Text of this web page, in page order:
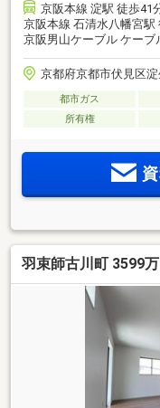
京阪本線 淀駅 徒歩41
京阪本線 石清水八幡宮駅
京阪男山ケーブル ケーブ
京都府京都市伏見区
都市ガス
所有権
羽束師古川町 3599